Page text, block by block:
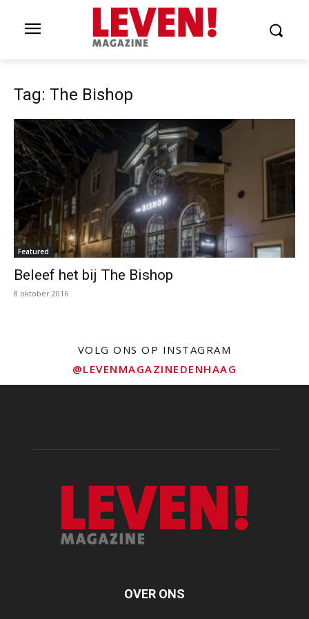
Tag: The Bishop
Featured
Beleef het bij The Bishop
8 oktober 2016
VOLG ONS OP INSTAGRAM
@LEVENMAGAZINEDENHAAG
OVER ONS